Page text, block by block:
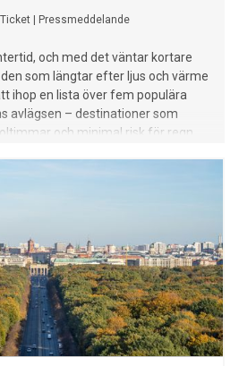
Ticket Pressmeddelande
och med det väntar kortare
som längtar efter ljus och värme
ihop en lista över fem populära
avlägsen – destinationer som
och minimal risk för regn.